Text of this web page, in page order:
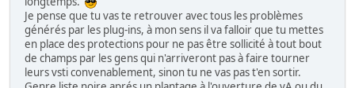
Je pense que tu vas te retrouver avec tous les problèmes
générés par les plug-ins, à mon sens il va falloir que tu mettes
en place des protections pour ne pas être sollicité à tout bout
de champs par les gens qui n'arriveront pas à faire tourner
leurs vsti convenablement, sinon tu ne vas pas t'en sortir.